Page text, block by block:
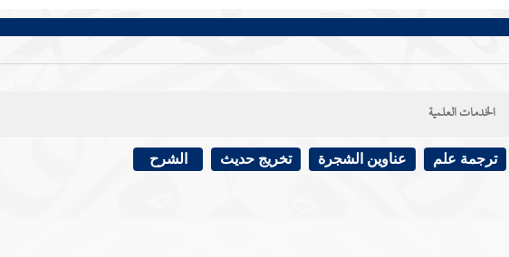
الخدمات العلمية
ترجمة علم عناوين الشجرة تخريج حديث الشرح